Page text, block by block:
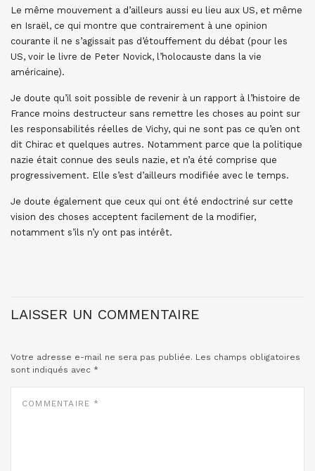
Le même mouvement a d’ailleurs aussi eu lieu aux US, et même
en Israël, ce qui montre que contrairement à une opinion
courante il ne s’agissait pas d’étouffement du débat (pour les
US, voir le livre de Peter Novick, l’holocauste dans la vie
américaine).
Je doute qu’il soit possible de revenir à un rapport à l’histoire de
France moins destructeur sans remettre les choses au point sur
les responsabilités réelles de Vichy, qui ne sont pas ce qu’en ont
dit Chirac et quelques autres. Notamment parce que la politique
nazie était connue des seuls nazie, et n’a été comprise que
progressivement. Elle s’est d’ailleurs modifiée avec le temps.
Je doute également que ceux qui ont été endoctriné sur cette
vision des choses acceptent facilement de la modifier,
notamment s’ils n’y ont pas intérêt.
LAISSER UN COMMENTAIRE
Votre adresse e-mail ne sera pas publiée. Les champs obligatoires
sont indiqués avec *